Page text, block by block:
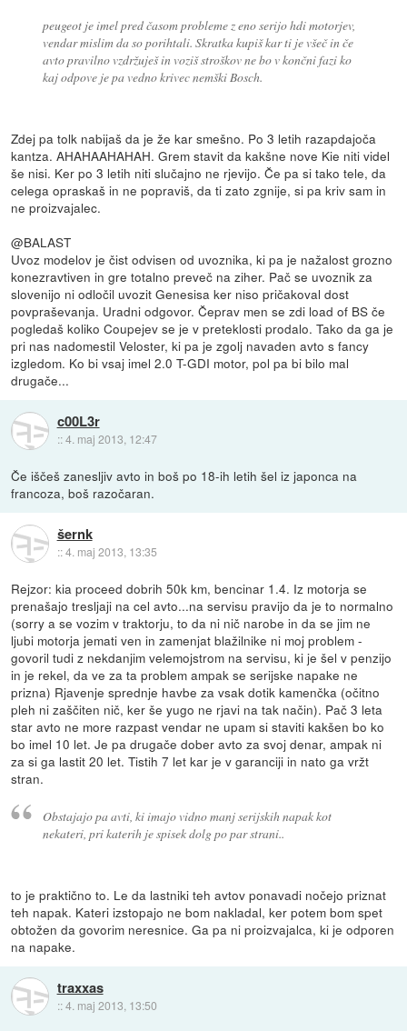
peugeot je imel pred časom probleme z eno serijo hdi motorjev,
vendar mislim da so porihtali. Skratka kupiš kar ti je všeč in če
avto pravilno vzdržuješ in voziš stroškov ne bo v končni fazi ko
kaj odpove je pa vedno krivec nemški Bosch.
Zdej pa tolk nabijaš da je že kar smešno. Po 3 letih razapdajoča
kantza. AHAHAAHAHAH. Grem stavit da kakšne nove Kie niti videl
še nisi. Ker po 3 letih niti slučajno ne rjevijo. Če pa si tako tele, da
celega opraskaš in ne popraviš, da ti zato zgnije, si pa kriv sam in
ne proizvajalec.
@BALAST
Uvoz modelov je čist odvisen od uvoznika, ki pa je nažalost grozno
konezravtiven in gre totalno preveč na ziher. Pač se uvoznik za
slovenijo ni odločil uvozit Genesisa ker niso pričakoval dost
povpraševanja. Uradni odgovor. Čeprav men se zdi load of BS če
pogledaš koliko Coupejev se je v preteklosti prodalo. Tako da ga je
pri nas nadomestil Veloster, ki pa je zgolj navaden avto s fancy
izgledom. Ko bi vsaj imel 2.0 T-GDI motor, pol pa bi bilo mal
drugače...
c00L3r
::4. maj 2013, 12:47
Če iščeš zanesljiv avto in boš po 18-ih letih šel iz japonca na
francoza, boš razočaran.
šernk
::4. maj 2013, 13:35
Rejzor: kia proceed dobrih 50k km, bencinar 1.4. Iz motorja se
prenašajo tresljaji na cel avto...na servisu pravijo da je to normalno
(sorry a se vozim v traktorju, to da ni nič narobe in da se jim ne
ljubi motorja jemati ven in zamenjat blažilnike ni moj problem -
govoril tudi z nekdanjim velemojstrom na servisu, ki je šel v penzijo
in je rekel, da ve za ta problem ampak se serijske napake ne
prizna) Rjavenje sprednje havbe za vsak dotik kamenčka (očitno
pleh ni zaščiten nič, ker še yugo ne rjavi na tak način). Pač 3 leta
star avto ne more razpast vendar ne upam si staviti kakšen bo ko
bo imel 10 let. Je pa drugače dober avto za svoj denar, ampak ni
za si ga lastit 20 let. Tistih 7 let kar je v garanciji in nato ga vržt
stran.
Obstajajo pa avti, ki imajo vidno manj serijskih napak kot
nekateri, pri katerih je spisek dolg po par strani..
to je praktično to. Le da lastniki teh avtov ponavadi nočejo priznat
teh napak. Kateri izstopajo ne bom nakladal, ker potem bom spet
obtožen da govorim neresnice. Ga pa ni proizvajalca, ki je odporen
na napake.
traxxas
::4. maj 2013, 13:50